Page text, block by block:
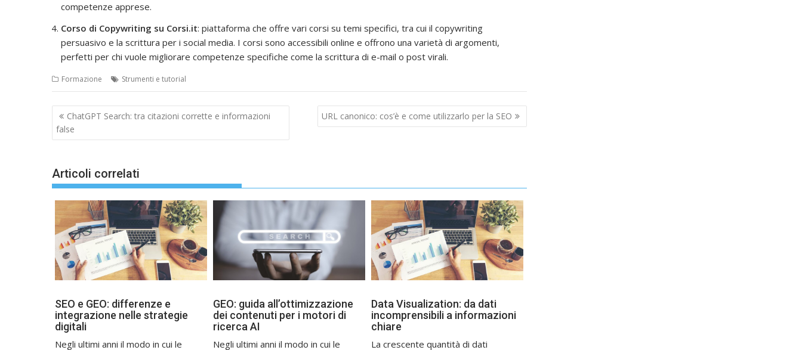
competenze apprese​.
Corso di Copywriting su Corsi.it: piattaforma che offre vari corsi su temi specifici, tra cui il copywriting
persuasivo e la scrittura per i social media. I corsi sono accessibili online e offrono una varietà di argomenti,
perfetti per chi vuole migliorare competenze specifiche come la scrittura di e-mail o post virali​.
Formazione Strumenti e tutorial
Navigazione
articoli
ChatGPT Search: tra citazioni corrette e informazioni
false
URL canonico: cos’è e come utilizzarlo per la SEO
Articoli correlati
SEO e GEO: differenze e
integrazione nelle strategie
digitali
Negli ultimi anni il modo in cui le
GEO: guida all’ottimizzazione
dei contenuti per i motori di
ricerca AI
Negli ultimi anni il modo in cui le
Data Visualization: da dati
incomprensibili a informazioni
chiare
La crescente quantità di dati